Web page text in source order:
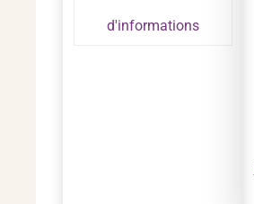
d'informations